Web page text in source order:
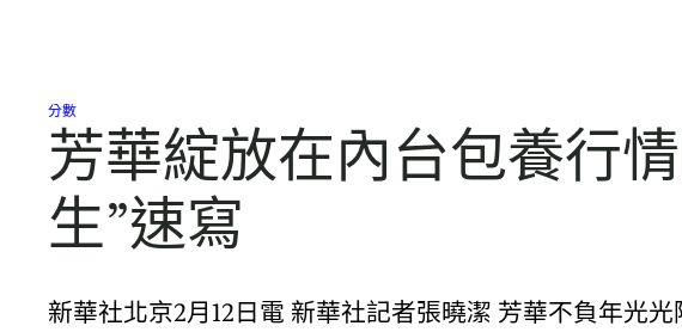
分數
芳華綻放在內台包養行
生”速寫
新華社北京2月12日電 新華社記者張曉潔 芳華不負年光